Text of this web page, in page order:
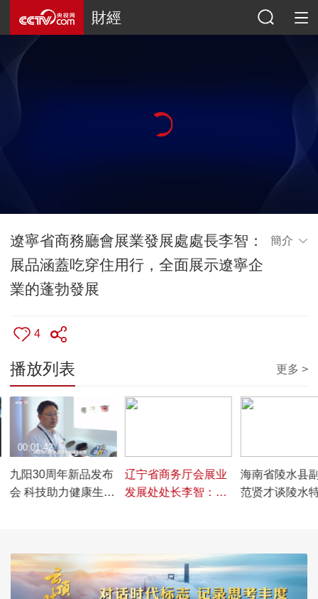
財經
遼寧省商務廳會展業發展處處長李智：
展品涵蓋吃穿住用行，全面展示遼寧企
業的蓬勃發展
簡介
4
播放列表 更多 >
九阳30周年新品发布
会 科技助力健康生活
00:01:42
辽宁省商务厅会展业
发展处处长李智：展
海南省陵水县
范贤才谈陵水